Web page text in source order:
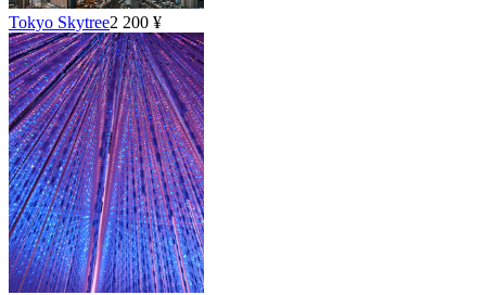
Tokyo Skytree2 200 ¥